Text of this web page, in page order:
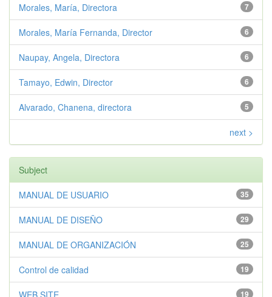
7
Morales, María, Directora
6
Morales, María Fernanda, Director
6
Naupay, Angela, Directora
6
Tamayo, Edwin, Director
5
Alvarado, Chanena, directora
next >
Subject
35
MANUAL DE USUARIO
29
MANUAL DE DISEÑO
25
MANUAL DE ORGANIZACIÓN
19
Control de calidad
19
WEB SITE